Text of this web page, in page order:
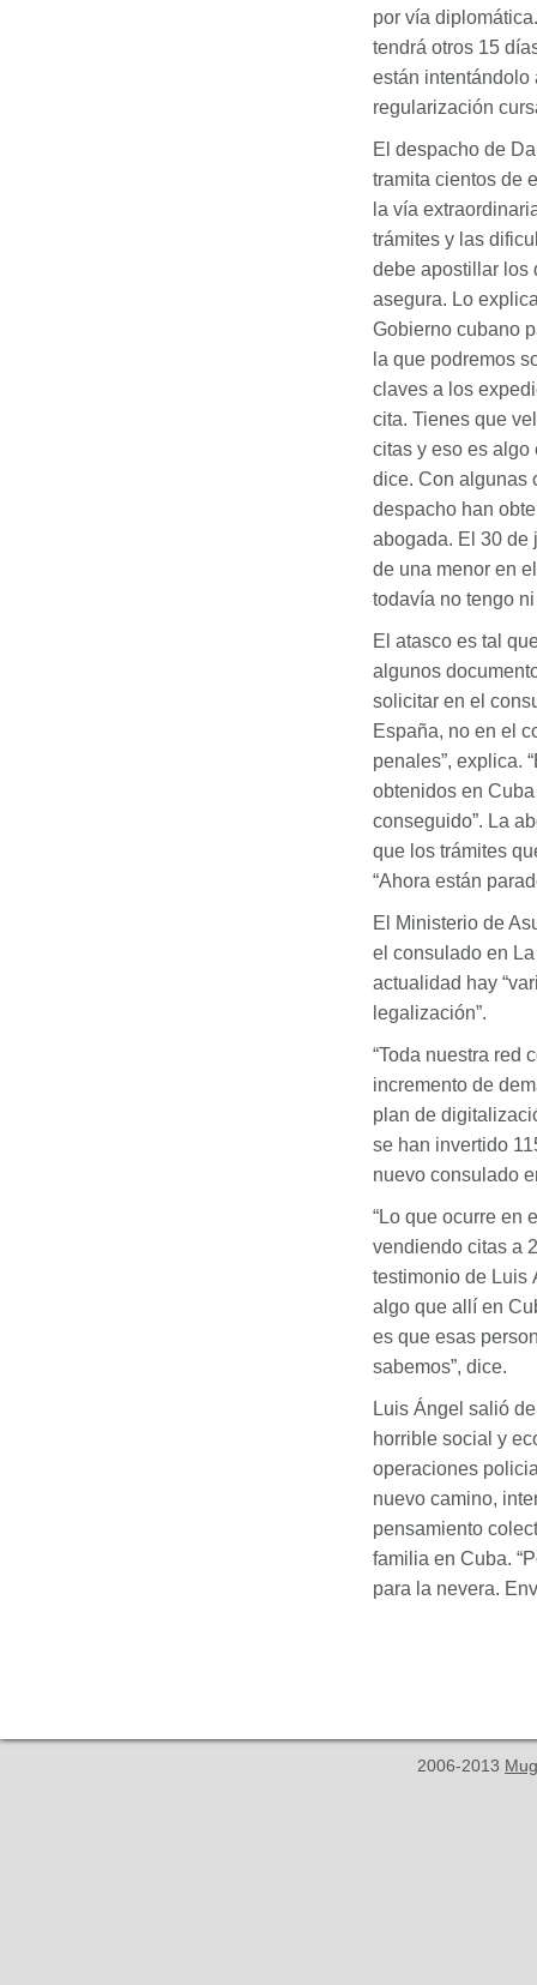
por vía
tendrá otros 15
están intentándolo
regularización
El despacho de
tramita cientos de
la vía
trámites y las
debe apostillar los
asegura. Lo
Gobierno cubano
la que podremos
claves a los
cita. Tienes que
citas y eso es algo
dice. Con algunas
despacho han
abogada. El 30 de
de una menor en
todavía no tengo
El atasco es tal
algunos
solicitar en el
España, no en el
penales”, explica.
obtenidos en
conseguido”. La
que los trámites
“Ahora están
El Ministerio de
el consulado en
actualidad hay
legalización”.
“Toda nuestra red
incremento de
plan de
se han invertido
nuevo consulado
“Lo que ocurre en
vendiendo citas a
testimonio de Luis
algo que allí en
es que esas
sabemos”, dice.
Luis Ángel salió
horrible social y
operaciones
nuevo camino,
pensamiento
familia en Cuba.
para la nevera.
2006-2013